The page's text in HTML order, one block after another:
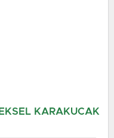
KARAKUCAK